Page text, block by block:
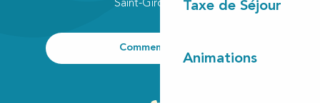
Taxe de Séjour
Animations
Saint-Girons plage
Comment venir ?